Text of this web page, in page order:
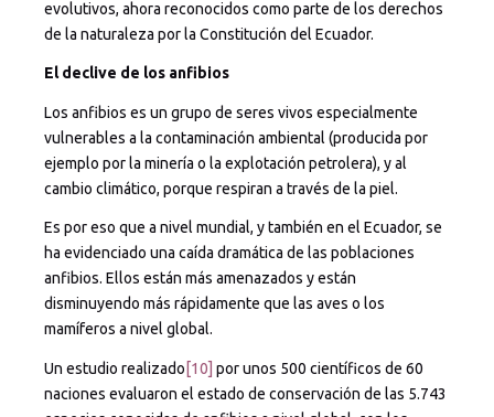
evolutivos, ahora reconocidos como parte de los derechos
de la naturaleza por la Constitución del Ecuador.
El declive de los anfibios
Los anfibios es un grupo de seres vivos especialmente
vulnerables a la contaminación ambiental (producida por
ejemplo por la minería o la explotación petrolera), y al
cambio climático, porque respiran a través de la piel.
Es por eso que a nivel mundial, y también en el Ecuador, se
ha evidenciado una caída dramática de las poblaciones
anfibios. Ellos están más amenazados y están
disminuyendo más rápidamente que las aves o los
mamíferos a nivel global.
Un estudio realizado [10] por unos 500 científicos de 60
naciones evaluaron el estado de conservación de las 5.743